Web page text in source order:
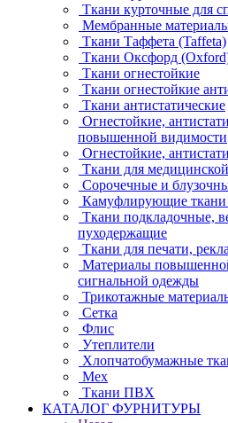
Ткани курточные для
Мембранные
Ткани Таффета (Taffeta)
Ткани Оксфорд
Ткани огнестойкие
Ткани огнестойкие
Ткани антистатические
Огнестойкие,
повышенной видимости
Огнестойкие,
Ткани для
Сорочечные и
Камуфлирующие ткани
Ткани подкладочные,
пуходержащие
Ткани для печати,
Материалы
сигнальной одежды
Трикотажные
Сетка
Флис
Утеплители
Хлопчатобумажные
Мех
Ткани ПВХ
КАТАЛОГ ФУРНИТУРЫ